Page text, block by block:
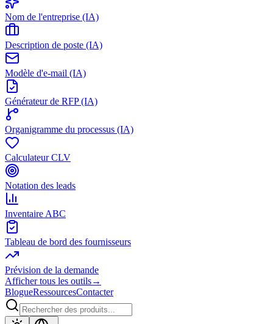
Nom de l'entreprise (IA)
Description de poste (IA)
Modèle d'e-mail (IA)
Générateur de RFP (IA)
Organigramme du processus (IA)
Calculateur CLV
Notation des leads
Inventaire ABC
Tableau de bord des fournisseurs
Prévision de la demande
Afficher tous les outils→
BlogueRessourcesContacter